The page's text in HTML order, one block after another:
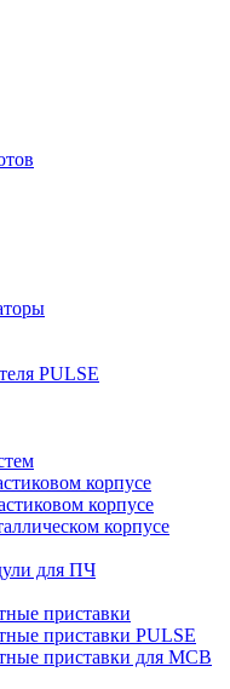
PULSE
корпусе
корпусе
корпусе
для ПЧ
приставки
приставки PULSE
приставки для MCB